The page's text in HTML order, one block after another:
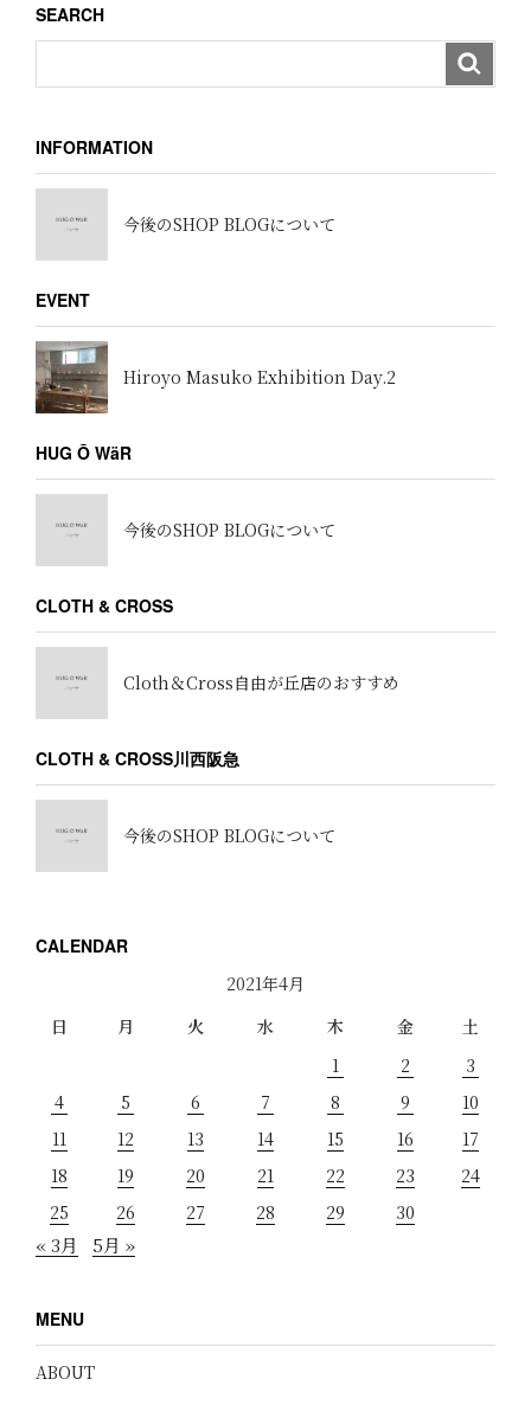
SEARCH
INFORMATION
今後のSHOP BLOGについて
EVENT
Hiroyo Masuko Exhibition Day.2
HUG Ō WäR
今後のSHOP BLOGについて
CLOTH & CROSS
Cloth＆Cross自由が丘店のおすすめ
CLOTH & CROSS川西阪急
今後のSHOP BLOGについて
CALENDAR
2021年4月
日
月 火 水 木 金
土
1
2
3
4
5 6 7 8 9
10
11
12 13 14 15 16
17
18
19 20 21 22 23
24
25
26 27 28 29 30
« 3月 5月 »
MENU
ABOUT